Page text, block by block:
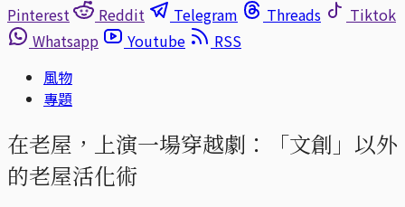
Pinterest
Reddit Telegram Threads
Tiktok
Whatsapp
Youtube
RSS
風物
專題
在老屋，上演一場穿越劇：「文創」以外
的老屋活化術